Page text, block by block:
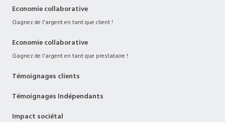
Economie collaborative
Gagnez de l'argent en tant que client !
Economie collaborative
Gagnez de l'argent en tant que prestataire !
Témoignages clients
Témoignages Indépendants
Impact sociétal